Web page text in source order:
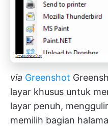
via Greenshot
layar khusus untuk
layar penuh,
memilih bagian